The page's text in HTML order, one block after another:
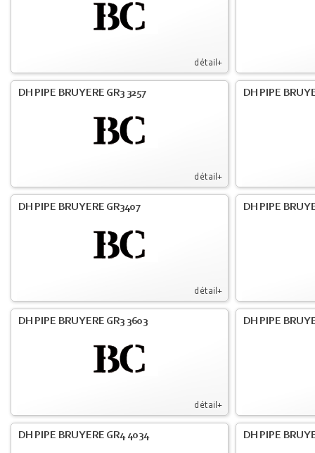
détail+
détail+
DH PIPE BRUYERE GR3 3257 DH PIPE
détail+
DH PIPE BRUYERE GR3407 DH PIPE
détail+
DH PIPE BRUYERE GR3 3603 DH PIPE
DH PIPE BRUYERE GR4 4034 DH PIPE